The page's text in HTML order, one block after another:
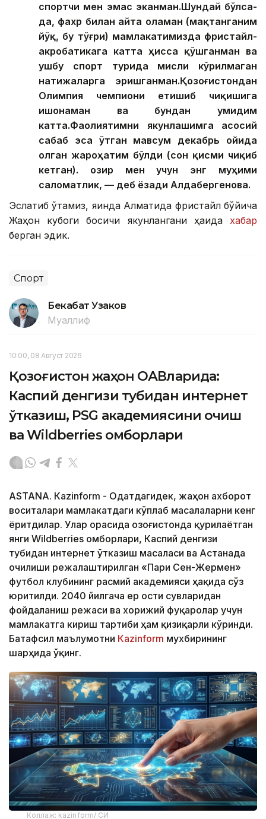
спортчи мен эмас эканман.Шундай бўлса-
да, фахр билан айта оламан (мақтанганим
йўқ, бу тўғри) мамлакатимизда фристайл-
акробатикага катта ҳисса қўшганман ва
ушбу спорт турида мисли кўрилмаган
натижаларга эришганман.Қозоғистондан
Олимпия чемпиони етишиб чиқишига
ишонаман ва бундан умидим
катта.Фаолиятимни якунлашимга асосий
сабаб эса ўтган мавсум декабрь ойида
олган жароҳатим бўлди (сон қисми чиқиб
кетган). Ҳозир мен учун энг муҳими
саломатлик, — деб ёзади Алдабергенова.
Эслатиб ўтамиз, яқинда Алматида фристайл бўйича
Жаҳон кубоги босқичи якунлангани ҳақида хабар
берган эдик.
Спорт
Бекабат Узаков
Муаллиф
10:00, 08 Август 2026
Қозоғистон жаҳон ОАВларида:
Каспий денгизи тубидан интернет
ўтказиш, PSG академиясини очиш
ва Wildberries омборлари
ASTANА. Кazinform - Одатдагидек, жаҳон ахборот
воситалари мамлакатдаги кўплаб масалаларни кенг
ёритдилар. Улар орасида Қозоғистонда қурилаётган
янги Wildberries омборлари, Каспий денгизи
тубидан интернет ўтказиш масаласи ва Астанада
очилиши режалаштирилган «Пари Сен-Жермен»
футбол клубининг расмий академияси ҳақида сўз
юритилди. 2040 йилгача ер ости сувларидан
фойдаланиш режаси ва хорижий фуқаролар учун
мамлакатга кириш тартиби ҳам қизиқарли кўринди.
Батафсил маълумотни Кazinform мухбирининг
шарҳида ўқинг.
Коллаж: kazinform/ СИ